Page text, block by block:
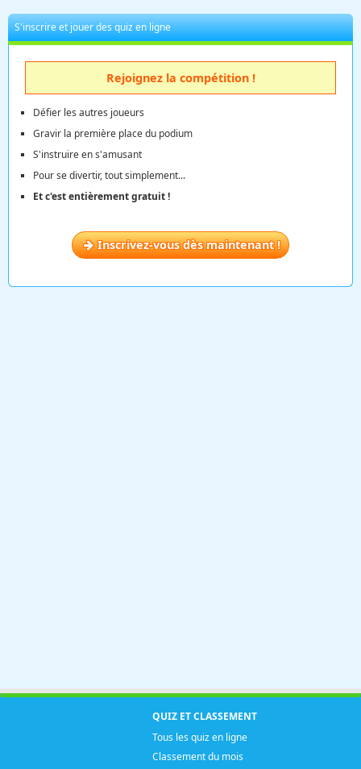
S'inscrire et jouer des quiz en ligne
Rejoignez la compétition !
Défier les autres joueurs
Gravir la première place du podium
S'instruire en s'amusant
Pour se divertir, tout simplement...
Et c'est entièrement gratuit !
Inscrivez-vous dès maintenant !
QUIZ ET CLASSEMENT
Tous les quiz en ligne
Classement du mois